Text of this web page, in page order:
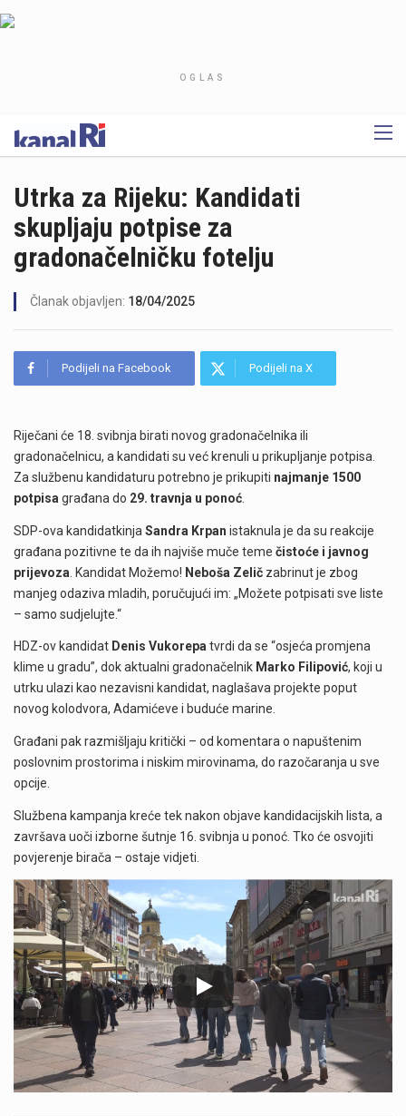
OGLAS
Utrka za Rijeku: Kandidati
skupljaju potpise za
gradonačelničku fotelju
Članak objavljen: 18/04/2025
Podijeli na Facebook Podijeli na X
Riječani će 18. svibnja birati novog gradonačelnika ili
gradonačelnicu, a kandidati su već krenuli u prikupljanje potpisa.
Za službenu kandidaturu potrebno je prikupiti najmanje 1500
potpisa građana do 29. travnja u ponoć
SDP-ova kandidatkinja Sandra Krpan istaknula je da su reakcije
građana pozitivne te da ih najviše muče teme čistoće i javnog
prijevoza . Kandidat Možemo! Neboša Zelič zabrinut je zbog
manjeg odaziva mladih, poručujući im: „Možete potpisati sve liste
– samo sudjelujte.“
HDZ-ov kandidat Denis Vukorepatvrdi da se “osjeća promjena
klime u gradu”, dok aktualni gradonačelnik Marko Filipović, koji u
utrku ulazi kao nezavisni kandidat, naglašava projekte poput
novog kolodvora, Adamićeve i buduće marine.
Građani pak razmišljaju kritički – od komentara o napuštenim
poslovnim prostorima i niskim mirovinama, do razočaranja u sve
opcije.
Službena kampanja kreće tek nakon objave kandidacijskih lista, a
završava uoči izborne šutnje 16. svibnja u ponoć. Tko će osvojiti
povjerenje birača – ostaje vidjeti.